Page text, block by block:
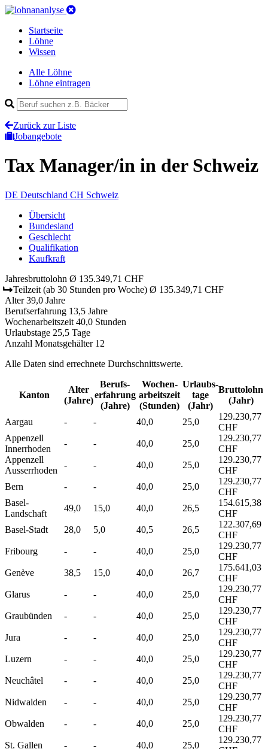
Startseite
Löhne
Wissen
Alle Löhne
Löhne eintragen
Zurück zur Liste
Jobangebote
Tax Manager/in in der Schweiz
DE Deutschland CH Schweiz
Übersicht
Bundesland
Geschlecht
Qualifikation
Kaufkraft
Jahresbruttolohn Ø 135.349,71 CHF
Teilzeit (ab 30 Stunden pro Woche) Ø 135.349,71 CHF
Alter 39,0 Jahre
Berufserfahrung 13,5 Jahre
Wochenarbeitszeit 40,0 Stunden
Urlaubstage 25,5 Tage
Anzahl Monatsgehälter 12
Alle Daten sind errechnete Durchschnittswerte.
Kanton
Alter
(Jahre)
Berufs­
erfahrung
(Jahre)
Wochen­
arbeitszeit
(Stunden)
Urlaubs­
tage
(Jahr)
Bruttolohn
(Jahr)
Aargau - - 40,0 25,0
129.230,77
CHF
Appenzell
Innerrhoden
- - 40,0 25,0
129.230,77
CHF
Appenzell
Ausserrhoden
- - 40,0 25,0
129.230,77
CHF
Bern
- - 40,0 25,0
129.230,77
CHF
Basel-
Landschaft
49,0 15,0 40,0 26,5
154.615,38
CHF
Basel-Stadt
28,0 5,0 40,5 26,5
122.307,69
CHF
Fribourg
- - 40,0 25,0
129.230,77
CHF
Genève
38,5 15,0 40,0 26,7
175.641,03
CHF
Glarus
- - 40,0 25,0
129.230,77
CHF
Graubünden
- - 40,0 25,0
129.230,77
CHF
Jura
- - 40,0 25,0
129.230,77
CHF
Luzern
- - 40,0 25,0
129.230,77
CHF
Neuchâtel
- - 40,0 25,0
129.230,77
CHF
Nidwalden
- - 40,0 25,0
129.230,77
CHF
Obwalden
- - 40,0 25,0
129.230,77
CHF
St. Gallen
- - 40,0 25,0
129.230,77